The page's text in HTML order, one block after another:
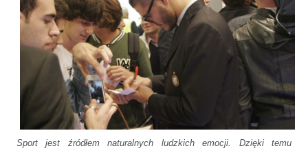
Sport jest źródłem naturalnych ludzkich emocji. Dzięki temu